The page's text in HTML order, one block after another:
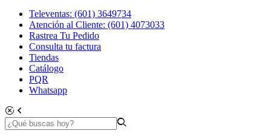
Televentas: (601) 3649734
Atención al Cliente: (601) 4073033
Rastrea Tu Pedido
Consulta tu factura
Tiendas
Catálogo
PQR
Whatsapp